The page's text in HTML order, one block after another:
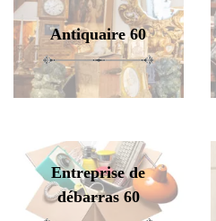
Antiquaire 60
Entreprise de
débarras 60